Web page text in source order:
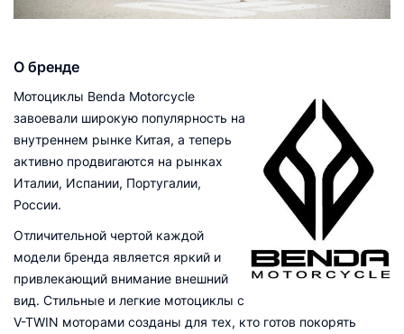
О бренде
Мотоциклы Benda Motorcycle
завоевали широкую популярность на
внутреннем рынке Китая, а теперь
активно продвигаются на рынках
Италии, Испании, Португалии,
России.
Отличительной чертой каждой
модели бренда является яркий и
привлекающий внимание внешний
вид. Стильные и легкие мотоциклы с
V-TWIN моторами созданы для тех, кто готов покорять